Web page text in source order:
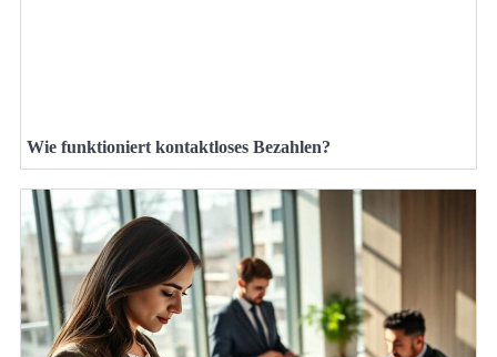
Wie funktioniert kontaktloses Bezahlen?